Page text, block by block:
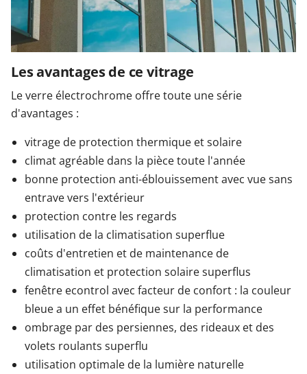
Les avantages de ce vitrage
Le verre électrochrome offre toute une série
d'avantages :
vitrage de protection thermique et solaire
climat agréable dans la pièce toute l'année
bonne protection anti-éblouissement avec vue sans
entrave vers l'extérieur
protection contre les regards
utilisation de la climatisation superflue
coûts d'entretien et de maintenance de
climatisation et protection solaire superflus
fenêtre econtrol avec facteur de confort : la couleur
bleue a un effet bénéfique sur la performance
ombrage par des persiennes, des rideaux et des
volets roulants superflu
utilisation optimale de la lumière naturelle